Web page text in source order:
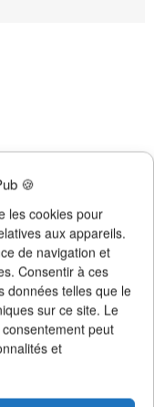
🍪
les cookies pour
aux appareils.
de navigation et
Consentir à ces
données telles que le
sur ce site. Le
peut
et